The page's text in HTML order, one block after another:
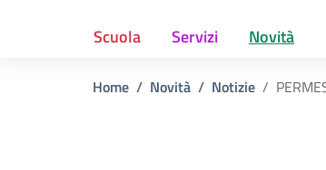
Scuola Servizi Novità
Home Novità Notizie